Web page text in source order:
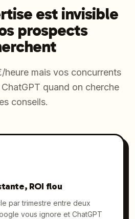
est invisible
prospects
heure mais vos concurrents
quand on cherche
conseils.
ROI flou
par trimestre entre deux
vous ignore et ChatGPT